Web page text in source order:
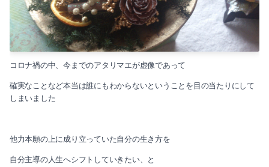
コロナ禍の中、今までのアタリマエが虚像であって
確実なことなど本当は誰にもわからないということを目の当たりにして
しまいました
他力本願の上に成り立っていた自分の生き方を
自分主導の人生へシフトしていきたい、と